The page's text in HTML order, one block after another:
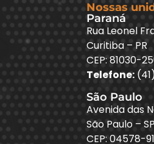
Nossas
Paraná
Rua Leonel
Curitiba – PR
CEP: 81030-
Telefone:
São Paulo
Avenida das
São Paulo –
CEP: 04578-